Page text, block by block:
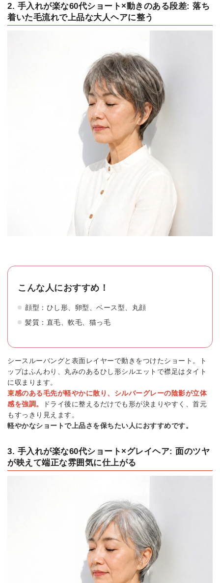
2. 手入れが楽な60代ショート×動きのある段差: 落ち
着いた毛流れで上品な大人ヘアに整う
こんな人におすすめ！
顔型：ひし形、卵型、ベース型、丸顔
髪質：直毛、軟毛、猫っ毛
シースルーバングと表面レイヤーで動きをつけたショート。ト
ップはふんわり、丸みのあるひし形シルエットで襟足はタイト
に収まります。
束感のある毛先が軽やかに散り、シルバーグレーの陰影が立体
感を強調。
ドライ後に整えるだけでも形が決まりやすく、首元
もすっきり見えます。
軽やかなショートで上品さを保ちたい人におすすめです。
3. 手入れが楽な60代ショート×グレイヘア: 面のツヤ
が映えて端正な雰囲気に仕上がる